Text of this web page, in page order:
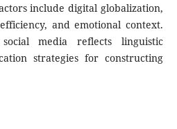
include digital globalization,
and emotional context.
media reflects linguistic
strategies for constructing